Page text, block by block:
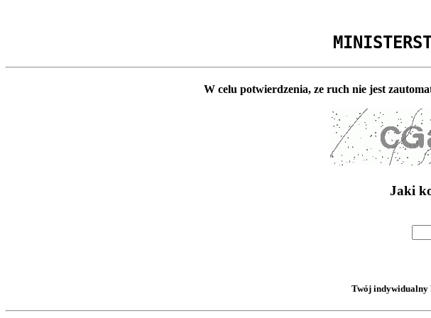
W celu potwierdzenia, ze ruch nie jest
Jaki
Twój indywidualny